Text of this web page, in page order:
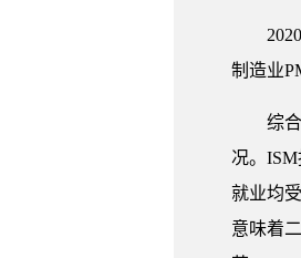
制造业
综
况。
就业均
意味着